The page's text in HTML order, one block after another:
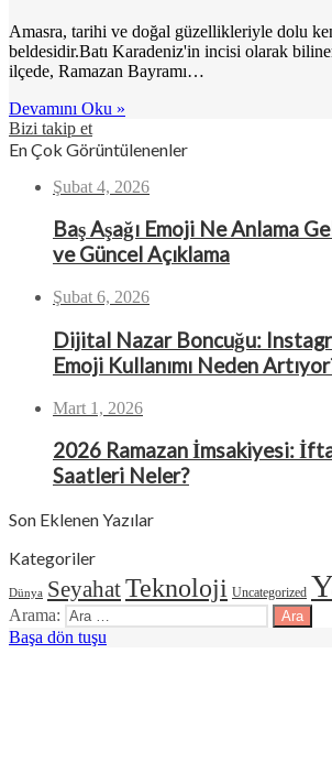
Amasra, tarihi ve doğal güzellikleriyle dolu
beldesidir.Batı Karadeniz'in incisi olarak
ilçede, Ramazan Bayramı…
Devamını Oku »
Bizi takip et
En Çok Görüntülenenler
Şubat 4, 2026
Baş Aşağı Emoji Ne Anlama
ve Güncel Açıklama
Şubat 6, 2026
Dijital Nazar Boncuğu:
Emoji Kullanımı Neden
Mart 1, 2026
2026 Ramazan İmsakiyesi:
Saatleri Neler?
Son Eklenen Yazılar
Kategoriler
Dünya SeyahatTeknoloji Uncategorized
Arama:
Başa dön tuşu